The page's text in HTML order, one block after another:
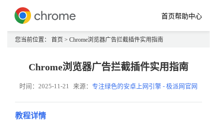
首页帮助中心
您当前位置： 首页 > Chrome浏览器广告拦截插件实用指南
Chrome浏览器广告拦截插件实用指南
时间：2025-11-21 来源：专注绿色的安卓上网引擎 - 极派网官网
教程详情